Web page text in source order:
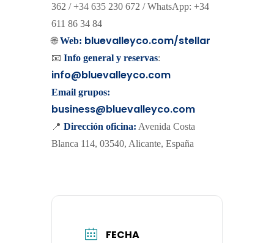
362 / +34 635 230 672 / WhatsApp: +34
611 86 34 84
🌐Web: bluevalleyco.com/stellar
📧 Info general y reservas:
info@bluevalleyco.com
Email grupos:
business@bluevalleyco.com
📍 Dirección oficina: Avenida Costa
Blanca 114, 03540, Alicante, España
FECHA